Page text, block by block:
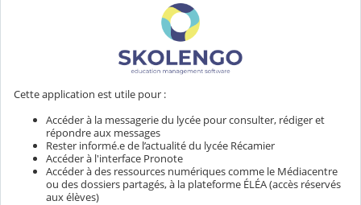
Cette application est utile pour :
Accéder à la messagerie du lycée pour consulter, rédiger et
répondre aux messages
Rester informé.e de l’actualité du lycée Récamier
Accéder à l'interface Pronote
Accéder à des ressources numériques comme le Médiacentre
ou des dossiers partagés, à la plateforme ÉLÉA (accès réservés
aux élèves)